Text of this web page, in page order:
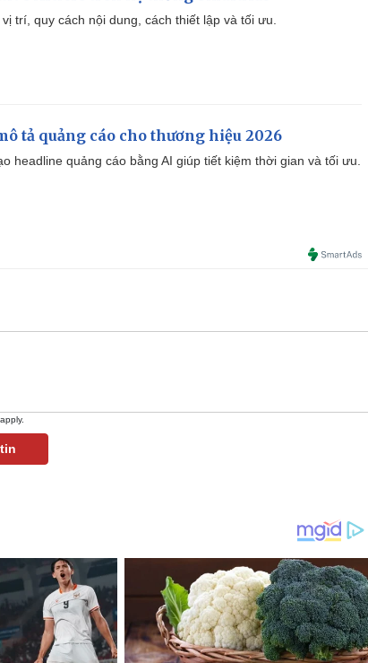
trí, quy cách nội dung, cách thiết lập và tối ưu.
tả quảng cáo cho thương hiệu 2026
headline quảng cáo bằng AI giúp tiết kiệm thời gian và tối ưu.
apply.